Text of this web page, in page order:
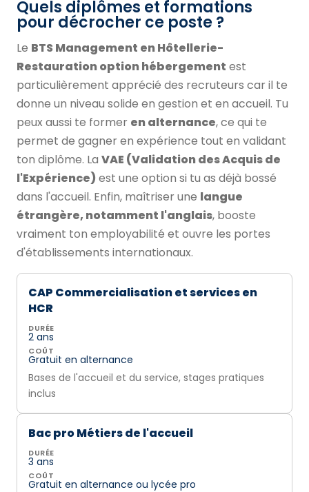
Quels diplômes et formations
pour décrocher ce poste ?
Le BTS Management en Hôtellerie-
Restauration option hébergement est
particulièrement apprécié des recruteurs car il te
donne un niveau solide en gestion et en accueil. Tu
peux aussi te former en alternance, ce qui te
permet de gagner en expérience tout en validant
ton diplôme. La VAE (Validation des Acquis de
l'Expérience) est une option si tu as déjà bossé
dans l'accueil. Enfin, maîtriser une langue
étrangère, notamment l'anglais, booste
vraiment ton employabilité et ouvre les portes
d'établissements internationaux.
CAP Commercialisation et services en
HCR
DURÉE
2 ans
COÛT
Gratuit en alternance
Bases de l'accueil et du service, stages pratiques
inclus
Bac pro Métiers de l'accueil
DURÉE
3 ans
COÛT
Gratuit en alternance ou lycée pro